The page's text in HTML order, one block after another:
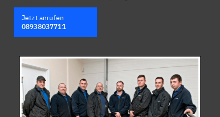
Jetzt anrufen
08938037711